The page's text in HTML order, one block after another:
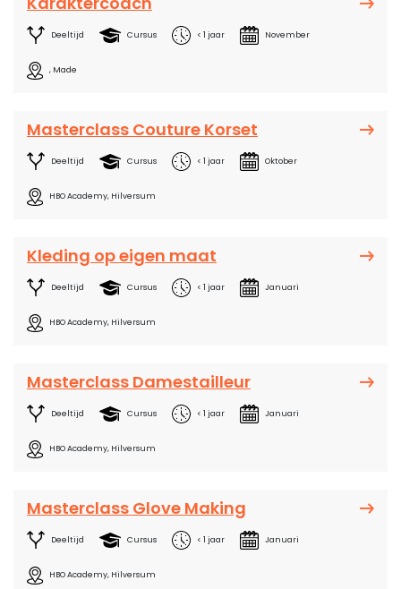
Deeltijd Cursus < 1 jaar November
, Made
Masterclass Couture Korset
Deeltijd Cursus < 1 jaar Oktober
HBO Academy, Hilversum
Kleding op eigen maat
Deeltijd Cursus < 1 jaar Januari
HBO Academy, Hilversum
Masterclass Damestailleur
Deeltijd Cursus < 1 jaar Januari
HBO Academy, Hilversum
Masterclass Glove Making
Deeltijd Cursus < 1 jaar Januari
HBO Academy, Hilversum